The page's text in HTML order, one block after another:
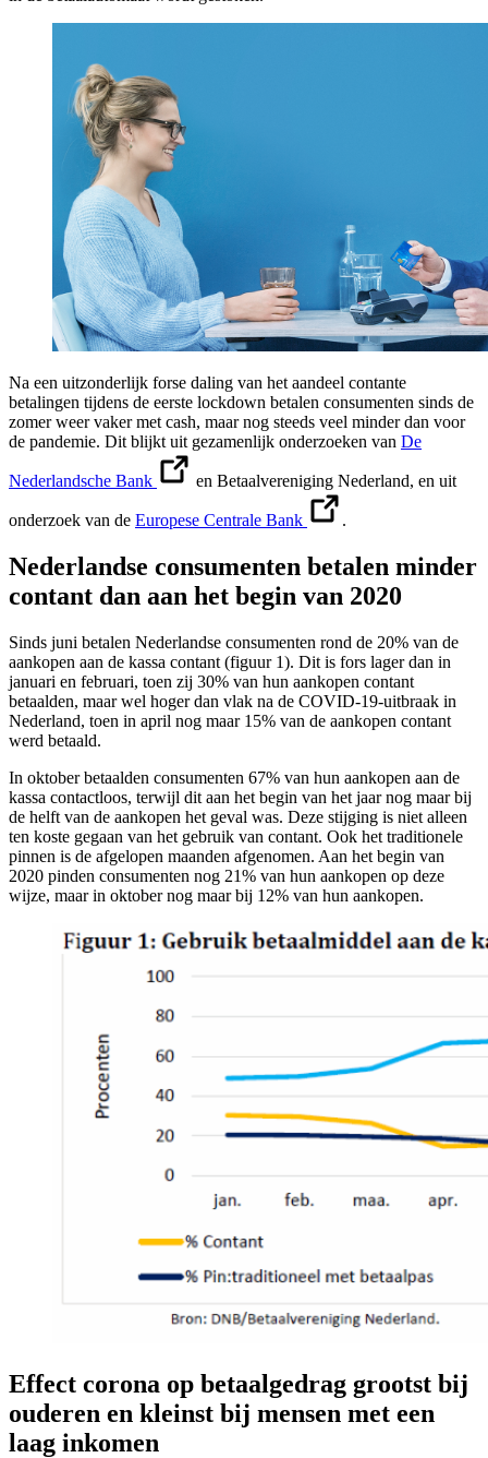
Na een uitzonderlijk forse daling van het aandeel contante
betalingen tijdens de eerste lockdown betalen consumenten sinds de
zomer weer vaker met cash, maar nog steeds veel minder dan voor
de pandemie. Dit blijkt uit gezamenlijk onderzoeken van De
Nederlandsche Bank en Betaalvereniging Nederland, en uit
onderzoek van de Europese Centrale Bank .
Nederlandse consumenten betalen minder
contant dan aan het begin van 2020
Sinds juni betalen Nederlandse consumenten rond de 20% van de
aankopen aan de kassa contant (figuur 1). Dit is fors lager dan in
januari en februari, toen zij 30% van hun aankopen contant
betaalden, maar wel hoger dan vlak na de COVID-19-uitbraak in
Nederland, toen in april nog maar 15% van de aankopen contant
werd betaald.
In oktober betaalden consumenten 67% van hun aankopen aan de
kassa contactloos, terwijl dit aan het begin van het jaar nog maar bij
de helft van de aankopen het geval was. Deze stijging is niet alleen
ten koste gegaan van het gebruik van contant. Ook het traditionele
pinnen is de afgelopen maanden afgenomen. Aan het begin van
2020 pinden consumenten nog 21% van hun aankopen op deze
wijze, maar in oktober nog maar bij 12% van hun aankopen.
Effect corona op betaalgedrag grootst bij
ouderen en kleinst bij mensen met een
laag inkomen